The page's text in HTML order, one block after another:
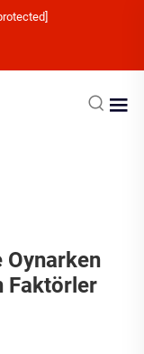
Oynarken
Faktörler